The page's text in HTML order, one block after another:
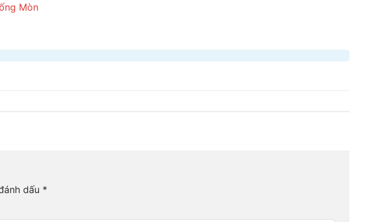
Mòn
dấu *